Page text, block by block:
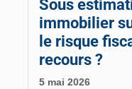
Sous
immobilier
le risque
recours ?
5 mai 2026